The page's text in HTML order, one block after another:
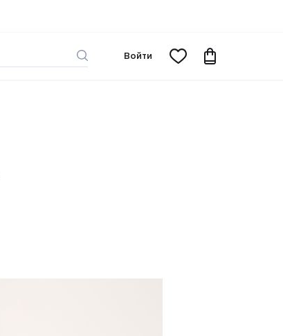
Войти